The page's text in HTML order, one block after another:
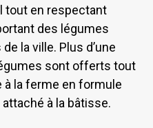
tout en respectant
des légumes
la ville. Plus d’une
sont offerts tout
à la ferme en formule
à la bâtisse.